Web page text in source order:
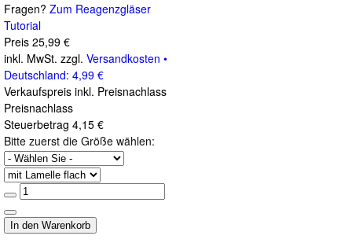
Fragen? Zum Reagenzgläser
Tutorial
Preis 25,99 €
inkl. MwSt. zzgl. Versandkosten •
Deutschland: 4,99 €
Verkaufspreis inkl. Preisnachlass
Preisnachlass
Steuerbetrag 4,15 €
Bitte zuerst die Größe wählen: